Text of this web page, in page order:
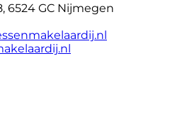
6524 GC Nijmegen